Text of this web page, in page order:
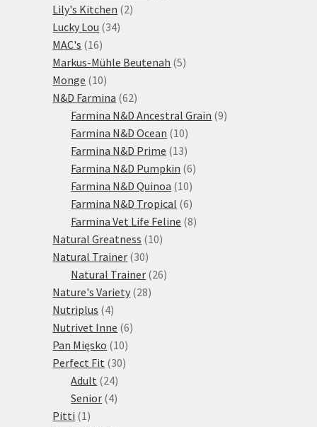
Lily's Kitchen 22
Lucky Lou 3434
MAC's 1616
produktů
Markus-Mühle Beutenah 55
Monge 1010
produktů
N&D Farmina 6262
produktů
Farmina N&D Ancestral Grain 99
Farmina N&D Ocean 1010
produktů
Farmina N&D Prime 1313
produktů
Farmina N&D Pumpkin 66
Farmina N&D Quinoa 1010
produktů
Farmina N&D Tropical 66
produktů
Farmina Vet Life Feline 88
Natural Greatness 1010
Natural Trainer 3030
produktů
Natural Trainer 2626
Nature's Variety 2828
Nutriplus 44
produkty
Nutrivet Inne 66
Pan Mięsko 1010
produktů
Perfect Fit 3030
Adult 2424
produktů
Senior 44
Pitti 1 1